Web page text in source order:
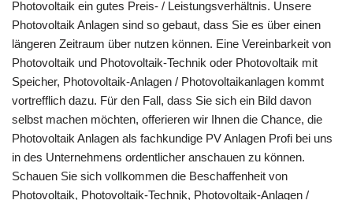
Photovoltaik ein gutes Preis- / Leistungsverhältnis. Unsere
Photovoltaik Anlagen sind so gebaut, dass Sie es über einen
längeren Zeitraum über nutzen können. Eine Vereinbarkeit von
Photovoltaik und Photovoltaik-Technik oder Photovoltaik mit
Speicher, Photovoltaik-Anlagen / Photovoltaikanlagen kommt
vortrefflich dazu. Für den Fall, dass Sie sich ein Bild davon
selbst machen möchten, offerieren wir Ihnen die Chance, die
Photovoltaik Anlagen als fachkundige PV Anlagen Profi bei uns
in des Unternehmens ordentlicher anschauen zu können.
Schauen Sie sich vollkommen die Beschaffenheit von
Photovoltaik, Photovoltaik-Technik, Photovoltaik-Anlagen /